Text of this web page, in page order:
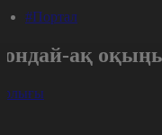
#Портал
ақ